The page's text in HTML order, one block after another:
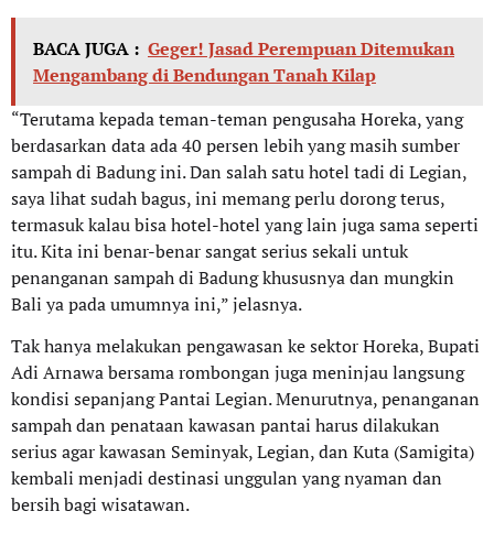
BACA JUGA : Geger! Jasad Perempuan Ditemukan
Mengambang di Bendungan Tanah Kilap
“Terutama kepada teman-teman pengusaha Horeka, yang
berdasarkan data ada 40 persen lebih yang masih sumber
sampah di Badung ini. Dan salah satu hotel tadi di Legian,
saya lihat sudah bagus, ini memang perlu dorong terus,
termasuk kalau bisa hotel-hotel yang lain juga sama seperti
itu. Kita ini benar-benar sangat serius sekali untuk
penanganan sampah di Badung khususnya dan mungkin
Bali ya pada umumnya ini,” jelasnya.
Tak hanya melakukan pengawasan ke sektor Horeka, Bupati
Adi Arnawa bersama rombongan juga meninjau langsung
kondisi sepanjang Pantai Legian. Menurutnya, penanganan
sampah dan penataan kawasan pantai harus dilakukan
serius agar kawasan Seminyak, Legian, dan Kuta (Samigita)
kembali menjadi destinasi unggulan yang nyaman dan
bersih bagi wisatawan.